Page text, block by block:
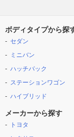
ボディタイプから探
セダン
ミニバン
ハッチバック
ステーションワゴン
ハイブリッド
メーカーから探す
トヨタ